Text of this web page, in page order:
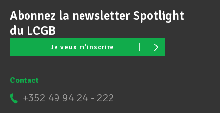
Abonnez la newsletter Spotlight
du LCGB
Je veux m'inscrire
Contact
+352 49 94 24 - 222